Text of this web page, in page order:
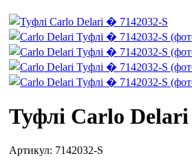
Туфлі Carlo Delari
Артикул: 7142032-S